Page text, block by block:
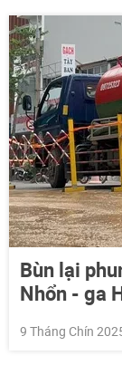
Bùn lại
Nhổn - ga
9 Tháng Chín